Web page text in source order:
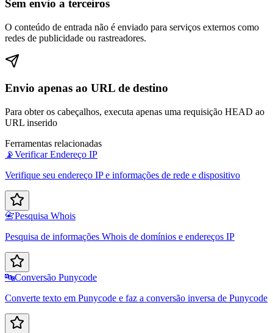
Sem envio a terceiros
O conteúdo de entrada não é enviado para serviços externos como
redes de publicidade ou rastreadores.
Envio apenas ao URL de destino
Para obter os cabeçalhos, executa apenas uma requisição HEAD ao
URL inserido
Ferramentas relacionadas
📡Verificar Endereço IP
Verifique seu endereço IP e informações de rede e dispositivo
📇Pesquisa Whois
Pesquisa de informações Whois de domínios e endereços IP
🔤Conversão Punycode
Converte texto em Punycode e faz a conversão inversa de Punycode